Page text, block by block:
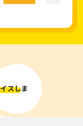
スしま